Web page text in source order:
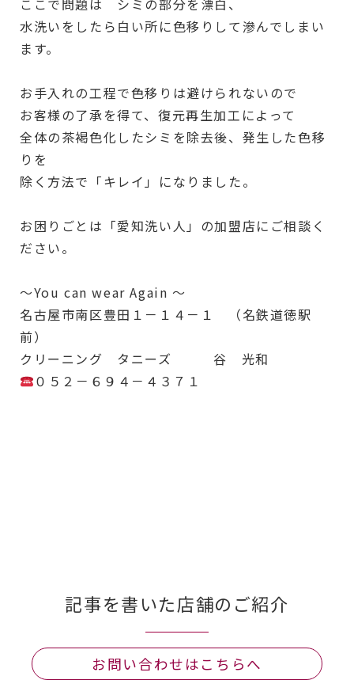
ここで問題は シミの部分を漂白、
水洗いをしたら白い所に色移りして滲んでしまい
ます。
お手入れの工程で色移りは避けられないので
お客様の了承を得て、復元再生加工によって
全体の茶褐色化したシミを除去後、発生した色移
りを
除く方法で「キレイ」になりました。
お困りごとは「愛知洗い人」の加盟店にご相談く
ださい。
～You can wear Again ～
名古屋市南区豊田１－１４－１ （名鉄道徳駅
前）
クリーニング タニーズ 谷 光和
０５２－６９４－４３７１
記事を書いた店舗のご紹介
お問い合わせはこちらへ